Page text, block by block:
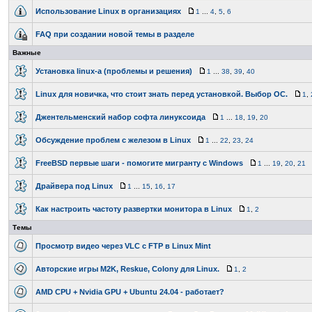
Использование Linux в организациях 1 4 5 6
FAQ при создании новой темы в разделе
Важные
Установка linux-a (проблемы и решения) 1 38 39 40
Linux для новичка, что стоит знать перед установкой. Выбор ОС. 1
Джентельменский набор софта линуксоида 1 18 19 20
Обсуждение проблем с железом в Linux 1 22 23 24
FreeBSD первые шаги - помогите мигранту с Windows 1 19 20 21
Драйвера под Linux 1 15 16 17
Как настроить частоту развертки монитора в Linux 1 2
Темы
Просмотр видео через VLC с FTP в Linux Mint
Авторские игры M2K, Reskue, Colony для Linux. 1 2
AMD CPU + Nvidia GPU + Ubuntu 24.04 - работает?